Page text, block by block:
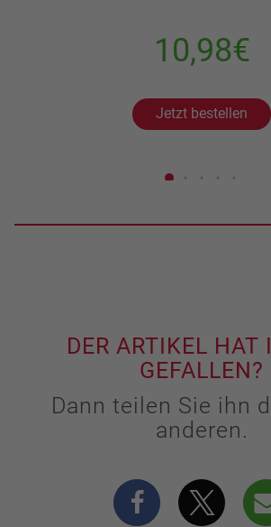
10,98€
Jetzt bestellen
DER ARTIKEL HAT
GEFALLEN?
Dann teilen Sie ihn
anderen.